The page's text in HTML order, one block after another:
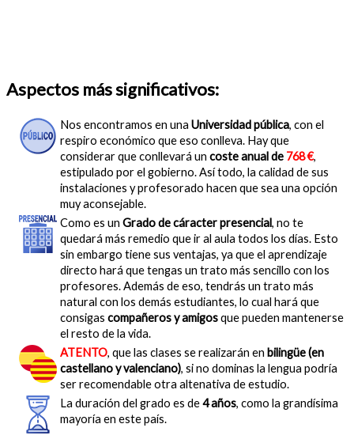
Aspectos más significativos:
Nos encontramos en una Universidad pública, con el
respiro económico que eso conlleva. Hay que
considerar que conllevará un coste anual de 768 €,
estipulado por el gobierno. Así todo, la calidad de sus
instalaciones y profesorado hacen que sea una opción
muy aconsejable.
Como es un Grado de cáracter presencial, no te
quedará más remedio que ir al aula todos los días. Esto
sin embargo tiene sus ventajas, ya que el aprendizaje
directo hará que tengas un trato más sencillo con los
profesores. Además de eso, tendrás un trato más
natural con los demás estudiantes, lo cual hará que
consigas compañeros y amigosque pueden mantenerse
el resto de la vida.
ATENTO, que las clases se realizarán en bilingüe (en
castellano y valenciano), si no dominas la lengua podría
ser recomendable otra altenativa de estudio.
La duración del grado es de4 años, como la grandísima
mayoría en este país.